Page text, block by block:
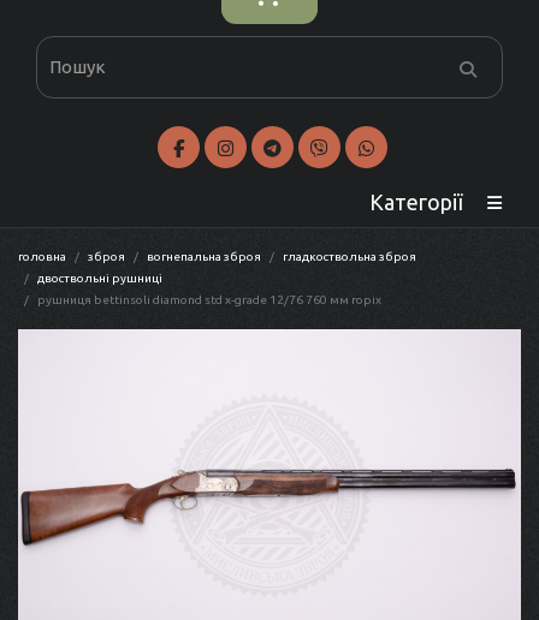
Категорії
головна зброя вогнепальна зброя
гладкоствольна зброя
двоствольні рушниці
рушниця bettinsoli diamond std x-grade 12/76 760 мм горіх